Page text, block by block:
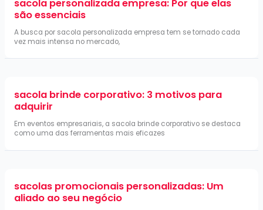
sacola personalizada empresa: Por que elas
são essenciais
A busca por sacola personalizada empresa tem se tornado cada
vez mais intensa no mercado,
sacola brinde corporativo: 3 motivos para
adquirir
Em eventos empresariais, a sacola brinde corporativo se destaca
como uma das ferramentas mais eficazes
sacolas promocionais personalizadas: Um
aliado ao seu negócio